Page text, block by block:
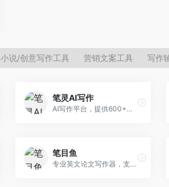
小说/创意写作工具 营销文案工具 写作
笔灵AI写作
AI写作平台，提供600+写作模板。面向学生、职场人士和内容创作者，支持论文、公文、营销文案等多种文体，模板丰富，一键生成，写作效率大幅提升。
笔目鱼
专业英文论文写作器，支持学术论文全流程。面向留学生和国际期刊投稿者，提供英文论文撰写、润色、格式调整等服务，学术英语表达规范。